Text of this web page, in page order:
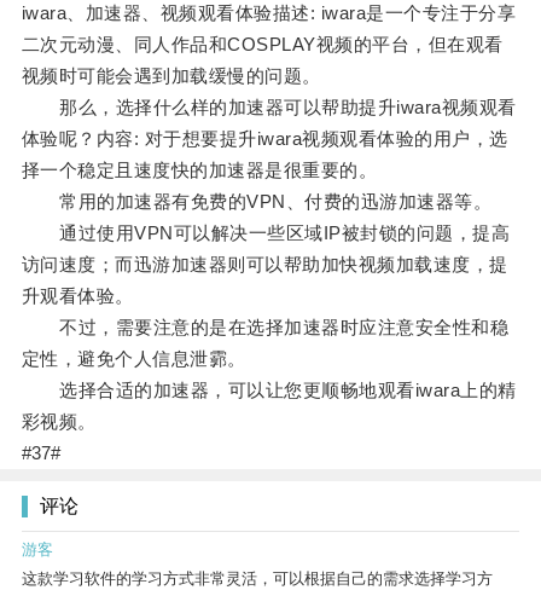
iwara、加速器、视频观看体验描述: iwara是一个专注于分享
二次元动漫、同人作品和COSPLAY视频的平台，但在观看
视频时可能会遇到加载缓慢的问题。
那么，选择什么样的加速器可以帮助提升iwara视频观看
体验呢？内容: 对于想要提升iwara视频观看体验的用户，选
择一个稳定且速度快的加速器是很重要的。
常用的加速器有免费的VPN、付费的迅游加速器等。
通过使用VPN可以解决一些区域IP被封锁的问题，提高
访问速度；而迅游加速器则可以帮助加快视频加载速度，提
升观看体验。
不过，需要注意的是在选择加速器时应注意安全性和稳
定性，避免个人信息泄霩。
选择合适的加速器，可以让您更顺畅地观看iwara上的精
彩视频。
#37#
评论
游客
这款学习软件的学习方式非常灵活，可以根据自己的需求选择学习方